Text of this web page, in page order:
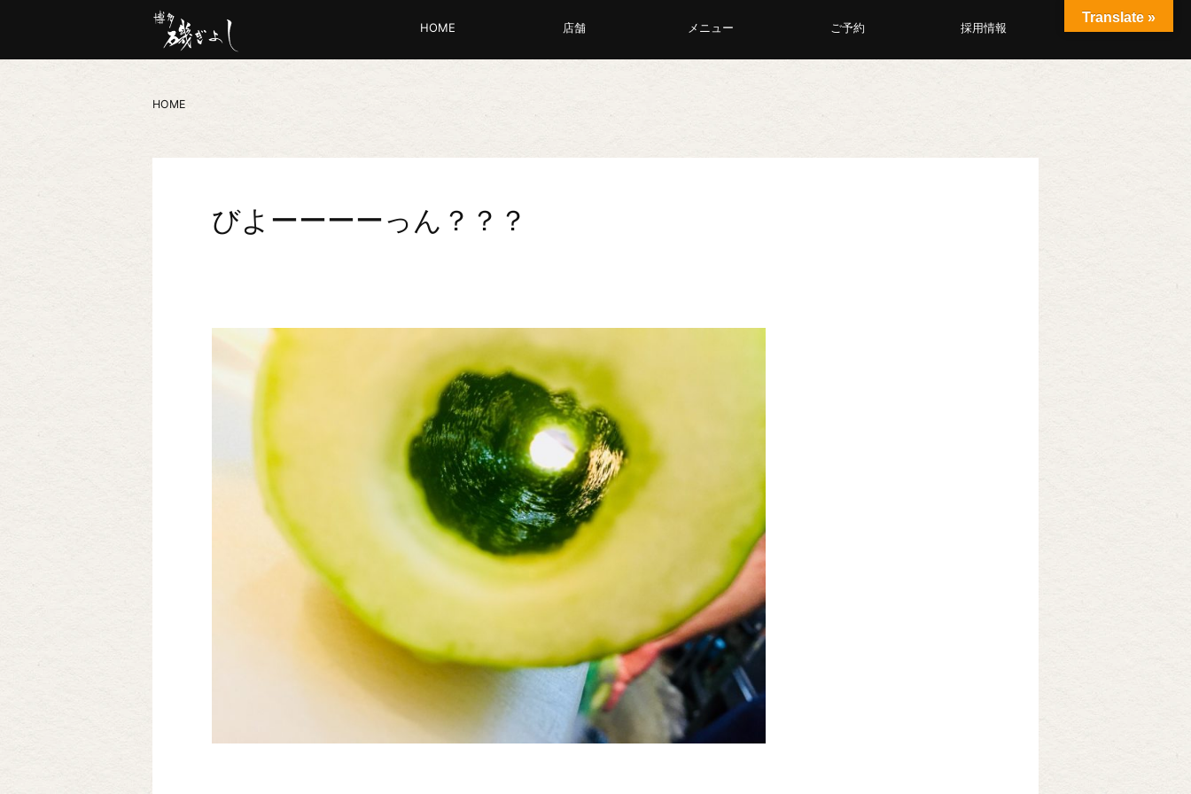
HOME 店舗 メニュー ご予約 採用情報
HOME
びよーーーーっん？？？
Translate »